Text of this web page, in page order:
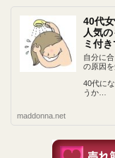
40代
人気
ミ付き
自分に
の原因を
40代に
うか…
maddonna.net